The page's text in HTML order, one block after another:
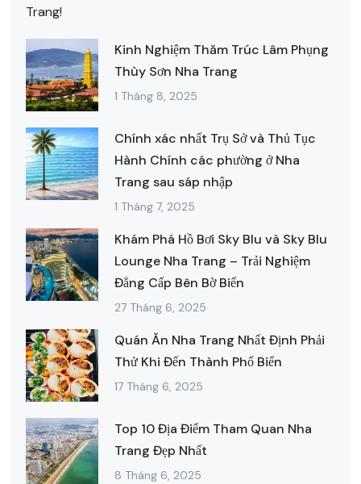
Kinh Nghiệm Thăm Trúc Lâm Phụng
Thùy Sơn Nha Trang
1 Tháng 8, 2025
Chính xác nhất Trụ Sở và Thủ Tục
Hành Chính các phường ở Nha
Trang sau sáp nhập
1 Tháng 7, 2025
Khám Phá Hồ Bơi Sky Blu và Sky Blu
Lounge Nha Trang – Trải Nghiệm
Đẳng Cấp Bên Bờ Biển
27 Tháng 6, 2025
Quán Ăn Nha Trang Nhất Định Phải
Thử Khi Đến Thành Phố Biển
17 Tháng 6, 2025
Top 10 Địa Điểm Tham Quan Nha
Trang Đẹp Nhất
8 Tháng 6, 2025